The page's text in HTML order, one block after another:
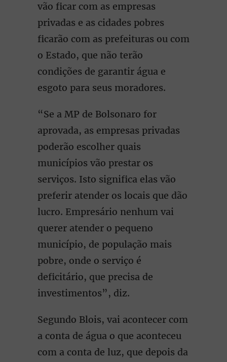
vão ficar com as empresas
privadas e as cidades pobres
ficarão com as prefeituras ou com
o Estado, que não terão
condições de garantir água e
esgoto para seus moradores.
“Se a MP de Bolsonaro for
aprovada, as empresas privadas
poderão escolher quais
municípios vão prestar os
serviços. Isto significa elas vão
preferir atender os locais que dão
lucro. Empresário nenhum vai
querer atender o pequeno
município, de população mais
pobre, onde o serviço é
deficitário, que precisa de
investimentos”, diz.
Segundo Blois, vai acontecer com
a conta de água o que aconteceu
com a conta de luz, que depois da